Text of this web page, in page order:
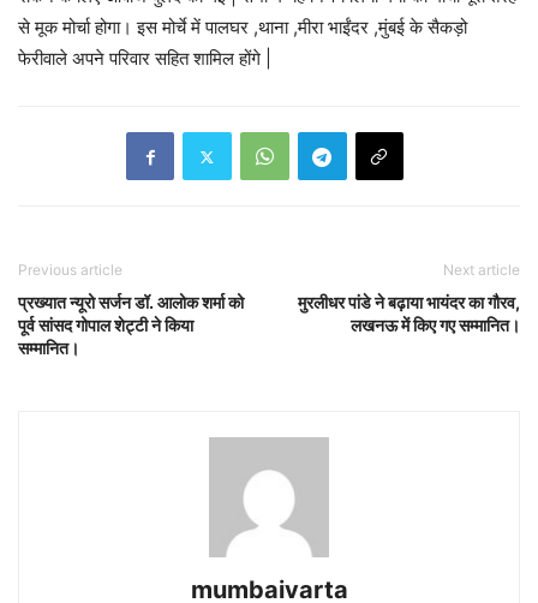
से मूक मोर्चा होगा। इस मोर्चे में पालघर ,थाना ,मीरा भाईंदर ,मुंबई के सैकड़ो
फेरीवाले अपने परिवार सहित शामिल होंगे |
Previous article
प्रख्यात न्यूरो सर्जन डॉ. आलोक शर्मा को
पूर्व सांसद गोपाल शेट्टी ने किया
सम्मानित।
Next article
मुरलीधर पांडे ने बढ़ाया भायंदर का गौरव,
लखनऊ में किए गए सम्मानित।
mumbaivarta